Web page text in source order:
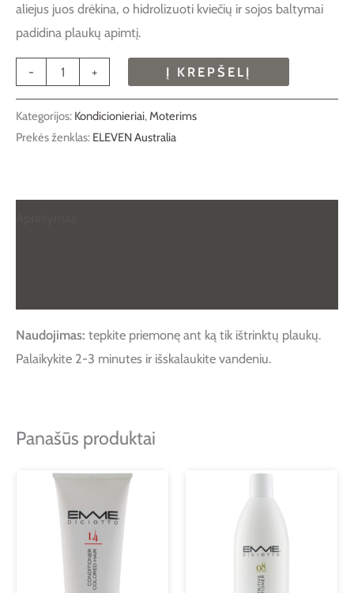
aliejus juos drėkina, o hidrolizuoti kviečių ir sojos baltymai
padidina plaukų apimtį.
- + Į KREPŠELĮ
Kategorijos: Kondicionieriai, Moterims
Prekės ženklas: ELEVEN Australia
Naudojimas: tepkite priemonę ant ką tik ištrinktų plaukų.
Palaikykite 2-3 minutes ir išskalaukite vandeniu.
Panašūs produktai